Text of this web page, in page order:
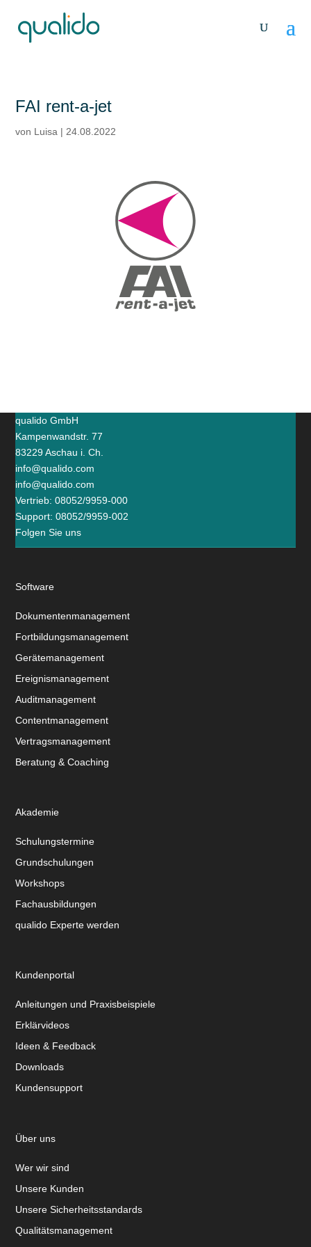
FAI rent-a-jet
von Luisa | 24.08.2022
qualido GmbH
Kampenwandstr. 77
83229 Aschau i. Ch.
info@qualido.com
info@qualido.com
Vertrieb: 08052/9959-000
Support: 08052/9959-002
Folgen Sie uns
Software
Dokumentenmanagement
Fortbildungsmanagement
Gerätemanagement
Ereignismanagement
Auditmanagement
Contentmanagement
Vertragsmanagement
Beratung & Coaching
Akademie
Schulungstermine
Grundschulungen
Workshops
Fachausbildungen
qualido Experte werden
Kundenportal
Anleitungen und Praxisbeispiele
Erklärvideos
Ideen & Feedback
Downloads
Kundensupport
Über uns
Wer wir sind
Unsere Kunden
Unsere Sicherheitsstandards
Qualitätsmanagement